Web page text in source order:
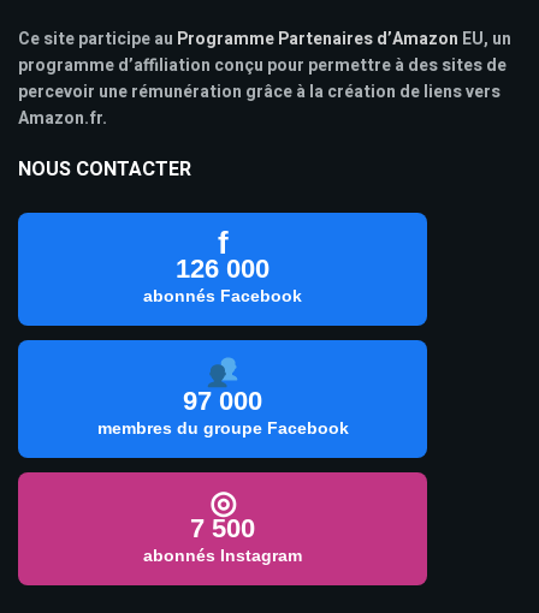
Ce site participe au Programme Partenaires d’Amazon EU, un
programme d’affiliation conçu pour permettre à des sites de
percevoir une rémunération grâce à la création de liens vers
Amazon.fr.
NOUS CONTACTER
f
126 000
abonnés Facebook
97 000
membres du groupe Facebook
◎
7 500
abonnés Instagram